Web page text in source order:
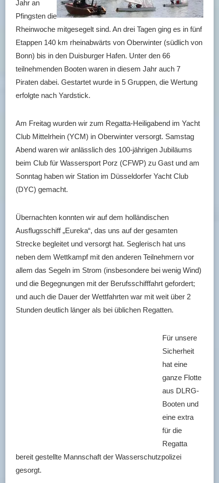
Jahr an
Pfingsten die
Rheinwoche mitgesegelt sind. An drei Tagen ging es in fünf
Etappen 140 km rheinabwärts von Oberwinter (südlich von
Bonn) bis in den Duisburger Hafen. Unter den 66
teilnehmenden Booten waren in diesem Jahr auch 7
Piraten dabei. Gestartet wurde in 5 Gruppen, die Wertung
erfolgte nach Yardstick.
Am Freitag wurden wir zum Regatta-Heiligabend im Yacht
Club Mittelrhein (YCM) in Oberwinter versorgt. Samstag
Abend waren wir anlässlich des 100-jährigen Jubiläums
beim Club für Wassersport Porz (CFWP) zu Gast und am
Sonntag haben wir Station im Düsseldorfer Yacht Club
(DYC) gemacht.
Übernachten konnten wir auf dem holländischen
Ausflugsschiff „Eureka“, das uns auf der gesamten
Strecke begleitet und versorgt hat. Seglerisch hat uns
neben dem Wettkampf mit den anderen Teilnehmern vor
allem das Segeln im Strom (insbesondere bei wenig Wind)
und die Begegnungen mit der Berufsschifffahrt gefordert;
und auch die Dauer der Wettfahrten war mit weit über 2
Stunden deutlich länger als bei üblichen Regatten.
Für unsere
Sicherheit
hat eine
ganze Flotte
aus DLRG-
Booten und
eine extra
für die
Regatta
bereit gestellte Mannschaft der Wasserschutzpolizei
gesorgt.